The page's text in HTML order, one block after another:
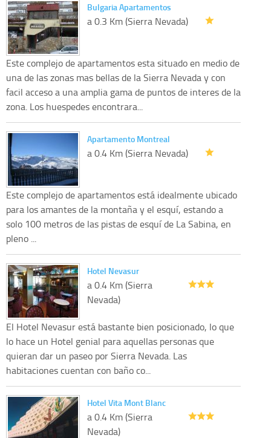
Bulgaria Apartamentos
a 0.3 Km (Sierra Nevada)
Este complejo de apartamentos esta situado en medio de
una de las zonas mas bellas de la Sierra Nevada y con
facil acceso a una amplia gama de puntos de interes de la
zona. Los huespedes encontrara...
Apartamento Montreal
a 0.4 Km (Sierra Nevada)
Este complejo de apartamentos está idealmente ubicado
para los amantes de la montaña y el esquí, estando a
solo 100 metros de las pistas de esquí de La Sabina, en
pleno ...
Hotel Nevasur
a 0.4 Km (Sierra
Nevada)
El Hotel Nevasur está bastante bien posicionado, lo que
lo hace un Hotel genial para aquellas personas que
quieran dar un paseo por Sierra Nevada. Las
habitaciones cuentan con baño co...
Hotel Vita Mont Blanc
a 0.4 Km (Sierra
Nevada)